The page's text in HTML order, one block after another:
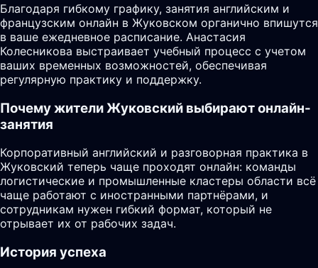
Благодаря гибкому графику, занятия английским и
французским онлайн в Жуковском органично впишутся
в ваше ежедневное расписание. Анастасия
Колесникова выстраивает учебный процесс с учетом
ваших временных возможностей, обеспечивая
регулярную практику и поддержку.
Почему жителиЖуковский выбирают онлайн-
занятия
Корпоративный английский и разговорная практика в
Жуковский теперь чаще проходят онлайн: команды
логистические и промышленные кластеры области всё
чаще работают с иностранными партнёрами, и
сотрудникам нужен гибкий формат, который не
отрывает их от рабочих задач.
История успеха